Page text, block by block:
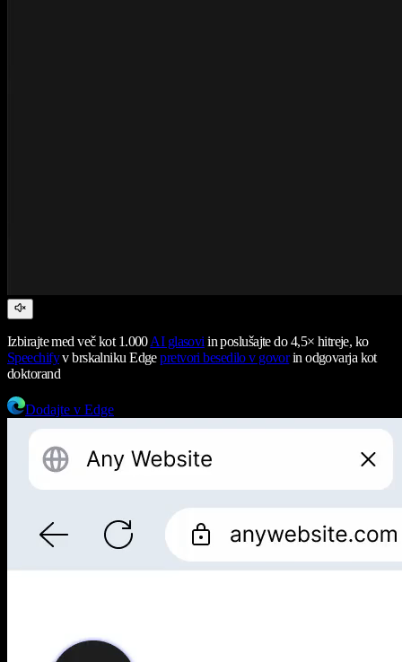
Izbirajte med več kot 1.000AI glasovi in poslušajte do 4,5× hitreje, ko
Speechifyv brskalniku Edgepretvori besedilo v govorin odgovarja kot
doktorand
Dodajte v Edge